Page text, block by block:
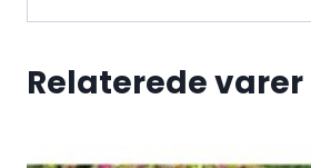
Relaterede varer